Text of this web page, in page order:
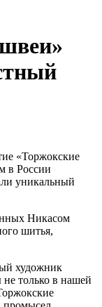
«Торжокские
в России
уникальный
Никасом
шитья,
художник
только в нашей